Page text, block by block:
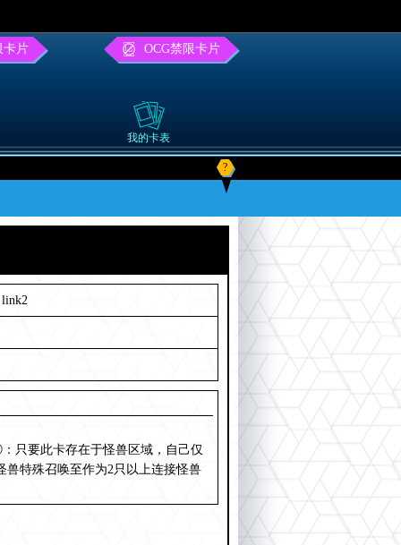
卡片 OCG禁限卡片
我的卡表
?
link2
只要此卡存在于怪兽区域，自己仅
特殊召唤至作为2只以上连接怪兽